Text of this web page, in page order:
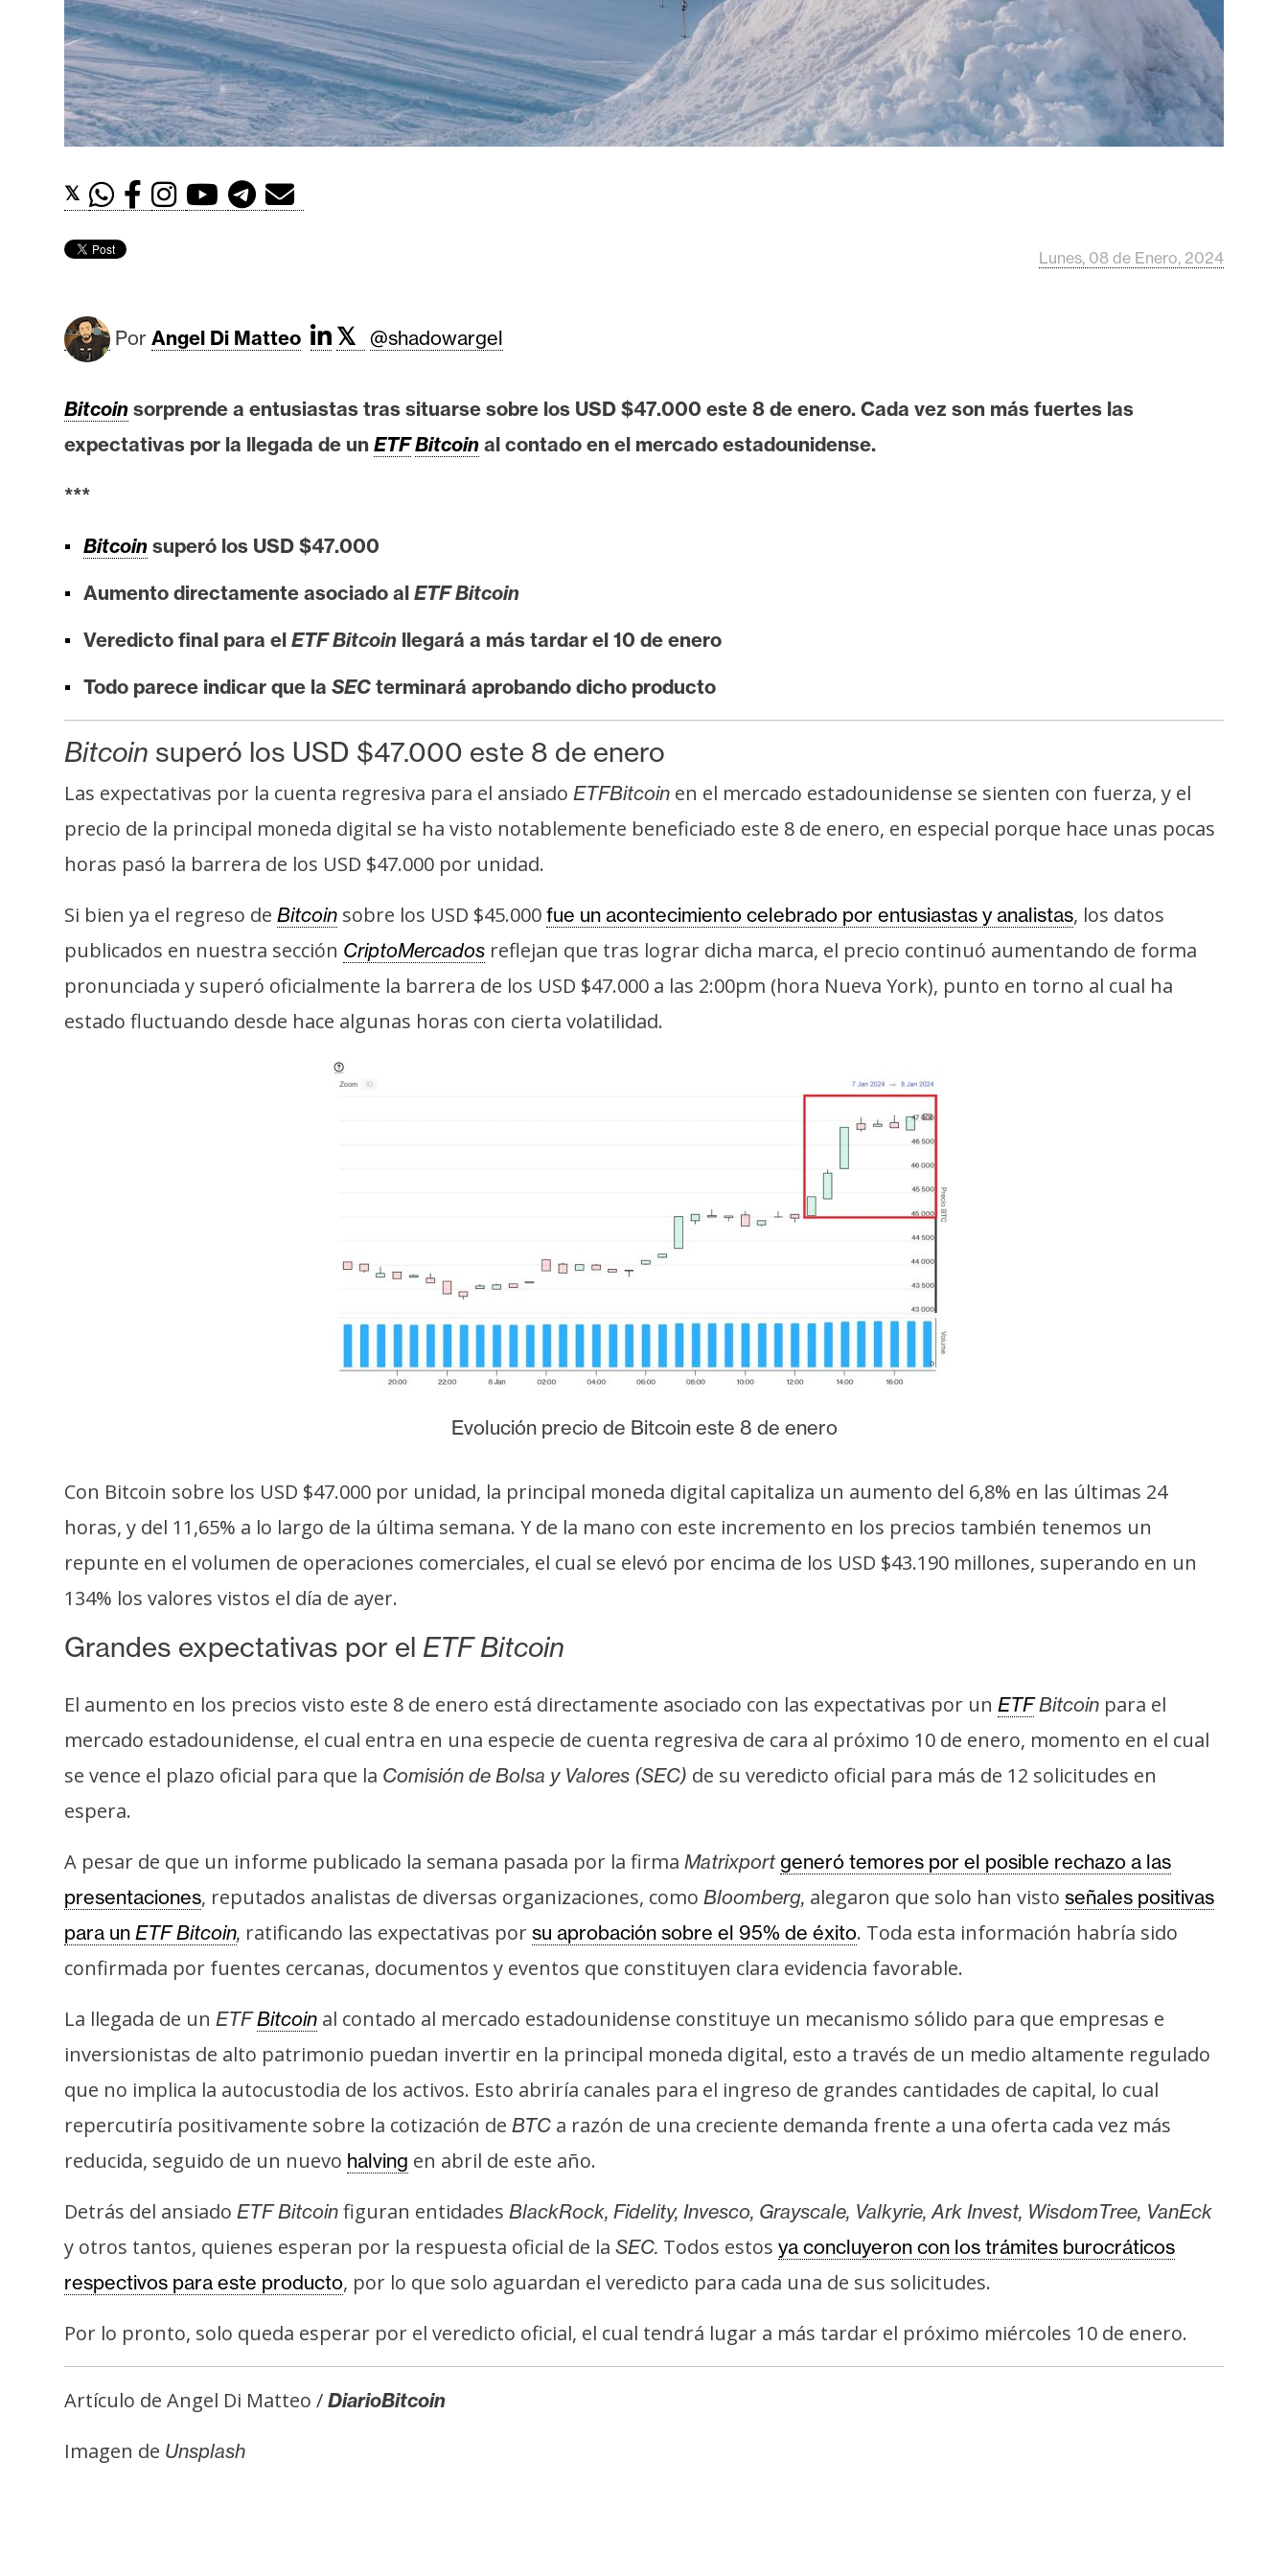
t
h
e
r
e
u
I
A
n
l
i
i
N
t
s
d
e
P
r
e
s
e
m
a
o
y
u
l
c
i
d
d
𝕏
Lunes, 08 de Enero, 2024
Por Angel Di Matteo 𝕏 @shadowargel
Bitcoin sorprende a entusiastas tras situarse sobre los USD $47.000 este 8 de enero. Cada vez son más fuertes las
expectativas por la llegada de un ETFBitcoin al contado en el mercado estadounidense.
***
Bitcoin superó los USD $47.000
Aumento directamente asociado al ETF Bitcoin
Veredicto final para el ETF Bitcoin llegará a más tardar el 10 de enero
Todo parece indicar que la SEC terminará aprobando dicho producto
Bitcoin superó los USD $47.000 este 8 de enero
Las expectativas por la cuenta regresiva para el ansiado ETFBitcoin en el mercado estadounidense se sienten con fuerza, y el
precio de la principal moneda digital se ha visto notablemente beneficiado este 8 de enero, en especial porque hace unas pocas
horas pasó la barrera de los USD $47.000 por unidad.
Si bien ya el regreso de Bitcoin sobre los USD $45.000 fue un acontecimiento celebrado por entusiastas y analistas, los datos
publicados en nuestra sección CriptoMercados reflejan que tras lograr dicha marca, el precio continuó aumentando de forma
pronunciada y superó oficialmente la barrera de los USD $47.000 a las 2:00pm (hora Nueva York), punto en torno al cual ha
estado fluctuando desde hace algunas horas con cierta volatilidad.
Evolución precio de Bitcoin este 8 de enero
Con Bitcoin sobre los USD $47.000 por unidad, la principal moneda digital capitaliza un aumento del 6,8% en las últimas 24
horas, y del 11,65% a lo largo de la última semana. Y de la mano con este incremento en los precios también tenemos un
repunte en el volumen de operaciones comerciales, el cual se elevó por encima de los USD $43.190 millones, superando en un
134% los valores vistos el día de ayer.
Grandes expectativas por el ETF Bitcoin
El aumento en los precios visto este 8 de enero está directamente asociado con las expectativas por un ETFBitcoin para el
mercado estadounidense, el cual entra en una especie de cuenta regresiva de cara al próximo 10 de enero, momento en el cual
se vence el plazo oficial para que la Comisión de Bolsa y Valores (SEC) de su veredicto oficial para más de 12 solicitudes en
espera.
A pesar de que un informe publicado la semana pasada por la firma Matrixport generó temores por el posible rechazo a las
presentaciones, reputados analistas de diversas organizaciones, como Bloomberg, alegaron que solo han visto señales positivas
para un ETF Bitcoin, ratificando las expectativas por su aprobación sobre el 95% de éxito. Toda esta información habría sido
confirmada por fuentes cercanas, documentos y eventos que constituyen clara evidencia favorable.
La llegada de un ETFBitcoin al contado al mercado estadounidense constituye un mecanismo sólido para que empresas e
inversionistas de alto patrimonio puedan invertir en la principal moneda digital, esto a través de un medio altamente regulado
que no implica la autocustodia de los activos. Esto abriría canales para el ingreso de grandes cantidades de capital, lo cual
repercutiría positivamente sobre la cotización de BTC a razón de una creciente demanda frente a una oferta cada vez más
reducida, seguido de un nuevo halving en abril de este año.
Detrás del ansiado ETF Bitcoin figuran entidades BlackRock, Fidelity, Invesco, Grayscale, Valkyrie, Ark Invest, WisdomTree, VanEck
y otros tantos, quienes esperan por la respuesta oficial de la SEC. Todos estos ya concluyeron con los trámites burocráticos
respectivos para este producto, por lo que solo aguardan el veredicto para cada una de sus solicitudes.
Por lo pronto, solo queda esperar por el veredicto oficial, el cual tendrá lugar a más tardar el próximo miércoles 10 de enero.
Artículo de Angel Di Matteo / DiarioBitcoin
Imagen de Unsplash